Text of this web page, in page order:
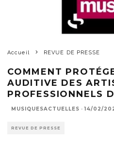
Accueil REVUE DE PRESSE
COMMENT
AUDITIVE DES
PROFESSIONNELS
MUSIQUESACTUELLES · 14/02/
REVUE DE PRESSE